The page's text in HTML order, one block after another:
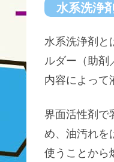
水系洗浄
水系洗浄剤と
ルダー（助剤
内容によって
界面活性剤で
め、油汚れを
使うことから